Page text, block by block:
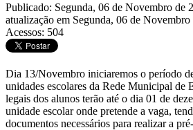
Publicado: Segunda, 06 de Novembro de
atualização em Segunda, 06 de
Acessos: 504
Dia 13/Novembro iniciaremos o período
unidades escolares da Rede Municipal de
legais dos alunos terão até o dia 01 de
unidade escolar onde pretende a vaga,
documentos necessários para realizar a